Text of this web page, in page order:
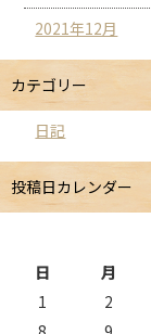
2021年12月
カテゴリー
日記
投稿日カレンダー
日
月
1
2